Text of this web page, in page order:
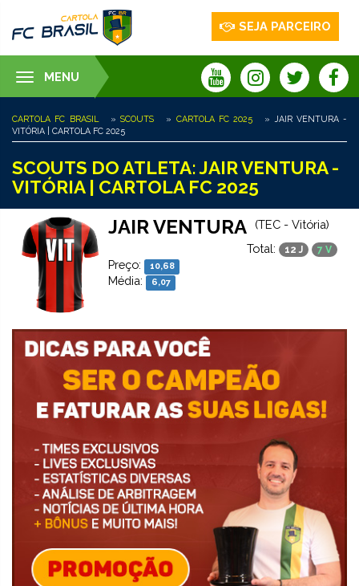
SEJA PARCEIRO
Toggle
navigation
MENU
CARTOLA FC BRASIL » SCOUTS » CARTOLA FC 2025
» JAIR VENTURA -
VITÓRIA | CARTOLA FC 2025
SCOUTS DO ATLETA: JAIR VENTURA -
VITÓRIA | CARTOLA FC 2025
JAIR VENTURA
(TEC - Vitória)
Total:
12 J 7 V
Preço: 10,68
Média: 6,07